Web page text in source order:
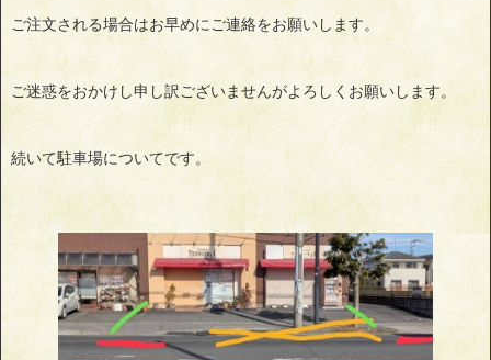
ご注文される場合はお早めにご連絡をお願いします。
ご迷惑をおかけし申し訳ございませんがよろしくお願いします。
続いて駐車場についてです。